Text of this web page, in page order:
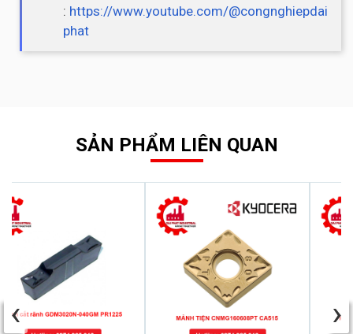
: https://www.youtube.com/@congnghiepdai
phat
SẢN PHẨM LIÊN QUAN
‹ ›